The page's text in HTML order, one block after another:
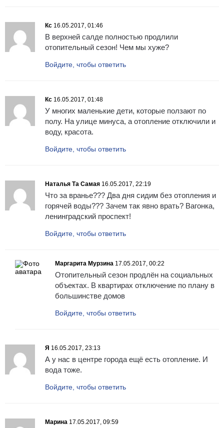
Кс 16.05.2017, 01:46
В верхней салде полностью продлили
отопительный сезон! Чем мы хуже?
Войдите, чтобы ответить
Кс 16.05.2017, 01:48
У многих маленькие дети, которые ползают по
полу. На улице минуса, а отопление отключили и
воду, красота.
Войдите, чтобы ответить
Наталья Та Самая 16.05.2017, 22:19
Что за вранье??? Два дня сидим без отопления и
горячей воды??? Зачем так явно врать? Вагонка,
ленинградский проспект!
Войдите, чтобы ответить
Маргарита Мурзина 17.05.2017, 00:22
Отопительный сезон продлён на социальных
объектах. В квартирах отключение по плану в
большинстве домов
Войдите, чтобы ответить
Я 16.05.2017, 23:13
А у нас в центре города ещё есть отопление. И
вода тоже.
Войдите, чтобы ответить
Марина 17.05.2017, 09:59